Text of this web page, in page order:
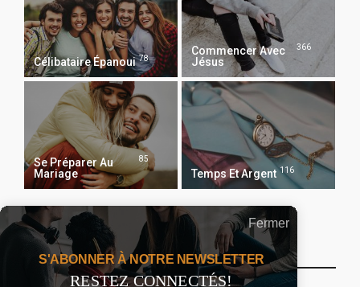
Célibataire Épanoui 78
Commencer Avec
Jésus
366
Se Préparer Au
Mariage
85
Temps Et Argent 116
Recevoir Notre Newsletter Chaque Matin
Fermer
S'ABONNER À NOTRE NEWSLETTER
RESTEZ CONNECTÉS!